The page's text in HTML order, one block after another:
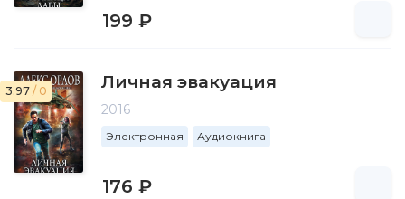
199 ₽
3.97 / 0 Личная эвакуация
2016
Электронная Аудиокнига
176 ₽